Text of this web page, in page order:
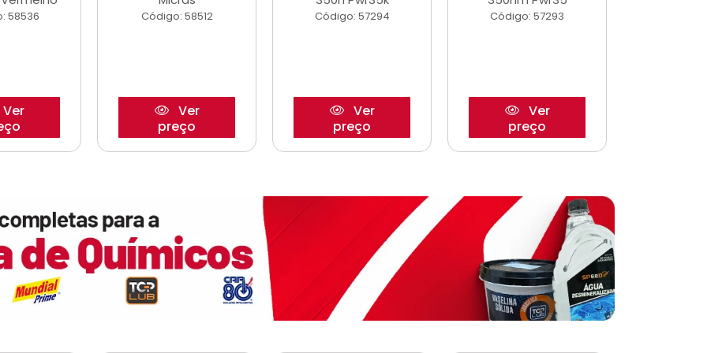
58536
Ver
Código: 58512
Ver
preço
Código: 57294
Ver
preço
Código: 57293
Ver
preço